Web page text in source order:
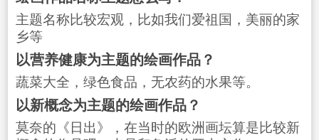
主题名称比较宏观，比如我们爱祖国，美丽的家
乡等
以营养健康为主题的绘画作品？
蔬菜大全，绿色食品，无农药的水果等。
以新概念为主题的绘画作品？
莫奈的《日出》，在当时的欧洲画坛算是比较新